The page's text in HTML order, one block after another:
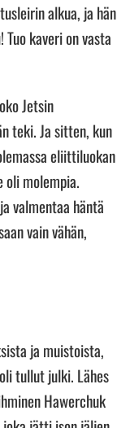
alkua, ja hän
kaveri on vasta
Jetsin
teki. Ja sitten, kun
eliittiluokan
molempia.
valmentaa häntä
vain vähän,
ja muistoista,
tullut julki. Lähes
Hawerchuk